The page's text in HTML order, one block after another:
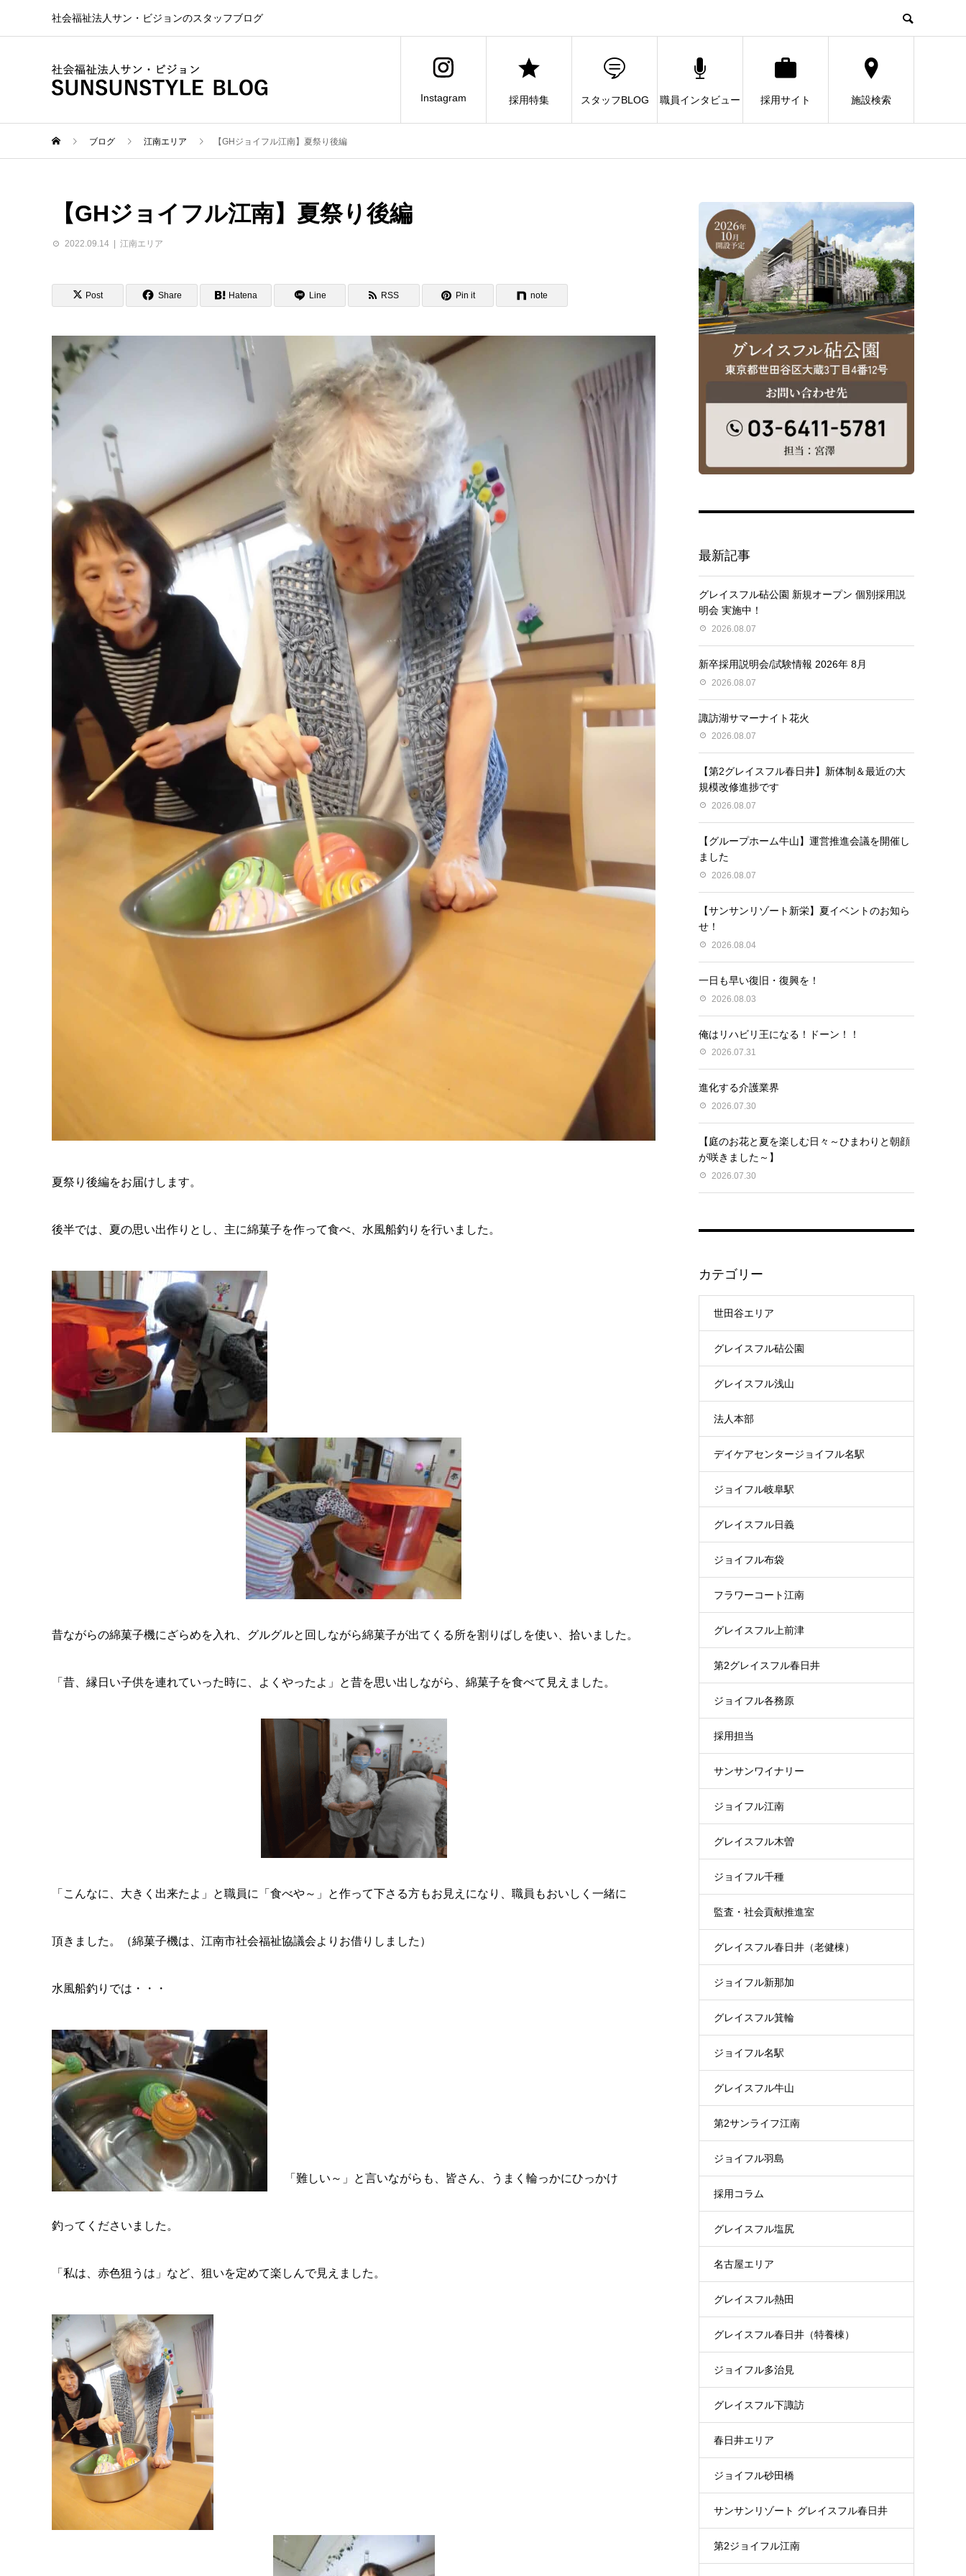
社会福祉法人サン・ビジョンのスタッフブログ
Instagram 採用特集 スタッフBLOG 職員インタビュー 採用サイト 施設検索
ブログ 江南エリア 【GHジョイフル江南】夏祭り後編
【GHジョイフル江南】夏祭り後編
2022.09.14 江南エリア
Post Share Hatena Line RSS Pin it note
夏祭り後編をお届けします。
後半では、夏の思い出作りとし、主に綿菓子を作って食べ、水風船釣りを行いました。
昔ながらの綿菓子機にざらめを入れ、グルグルと回しながら綿菓子が出てくる所を割りばしを使い、拾いました。
「昔、縁日い子供を連れていった時に、よくやったよ」と昔を思い出しながら、綿菓子を食べて見えました。
「こんなに、大きく出来たよ」と職員に「食べや～」と作って下さる方もお見えになり、職員もおいしく一緒に
頂きました。（綿菓子機は、江南市社会福祉協議会よりお借りしました）
水風船釣りでは・・・
「難しい～」と言いながらも、皆さん、うまく輪っかにひっかけ
釣ってくださいました。
「私は、赤色狙うは」など、狙いを定めて楽しんで見えました。
最新記事
グレイスフル砧公園 新規オープン 個別採用説
明会 実施中！
2026.08.07
新卒採用説明会/試験情報 2026年 8月
2026.08.07
諏訪湖サマーナイト花火
2026.08.07
【第2グレイスフル春日井】新体制＆最近の大
規模改修進捗です
2026.08.07
【グループホーム牛山】運営推進会議を開催し
ました
2026.08.07
【サンサンリゾート新栄】夏イベントのお知ら
せ！
2026.08.04
一日も早い復旧・復興を！
2026.08.03
俺はリハビリ王になる！ドーン！！
2026.07.31
進化する介護業界
2026.07.30
【庭のお花と夏を楽しむ日々～ひまわりと朝顔
が咲きました～】
2026.07.30
カテゴリー
世田谷エリア
グレイスフル砧公園
グレイスフル浅山
法人本部
デイケアセンタージョイフル名駅
ジョイフル岐阜駅
グレイスフル日義
ジョイフル布袋
フラワーコート江南
グレイスフル上前津
第2グレイスフル春日井
ジョイフル各務原
採用担当
サンサンワイナリー
ジョイフル江南
グレイスフル木曽
ジョイフル千種
監査・社会貢献推進室
グレイスフル春日井（老健棟）
ジョイフル新那加
グレイスフル箕輪
ジョイフル名駅
グレイスフル牛山
第2サンライフ江南
ジョイフル羽島
採用コラム
グレイスフル塩尻
名古屋エリア
グレイスフル熱田
グレイスフル春日井（特養棟）
ジョイフル多治見
グレイスフル下諏訪
春日井エリア
ジョイフル砂田橋
サンサンリゾート グレイスフル春日井
第2ジョイフル江南